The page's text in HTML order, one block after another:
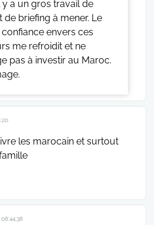
y a un gros travail de
de briefing à mener. Le
envers ces
me refroidit et ne
pas à investir au Maroc.
les marocain et surtout
08:44:38